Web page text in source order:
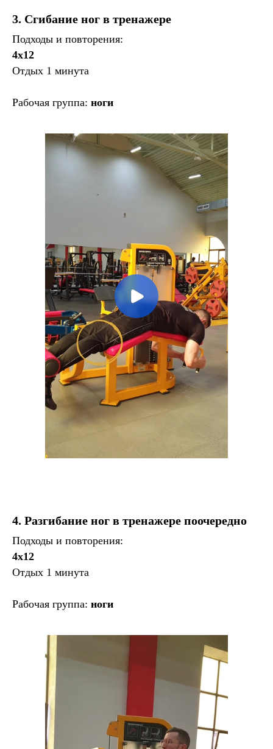
3. Сгибание ног в тренажере
Подходы и повторения:
4х12
Отдых 1 минута
Рабочая группа: ноги
4. Разгибание ног в тренажере поочередно
Подходы и повторения:
4х12
Отдых 1 минута
Рабочая группа: ноги